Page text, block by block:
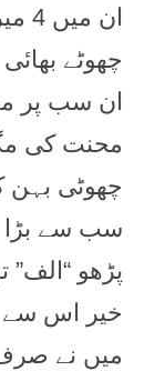
ان سب پر
چھوٹی بہن
سب سے بڑا
پڑھو “الف”
خير اس سے
ميں نے